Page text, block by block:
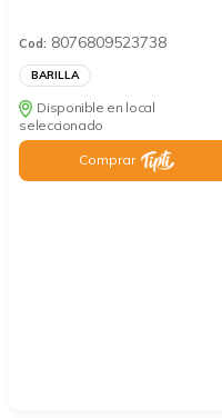
Cod: 8076809523738
BARILLA
Disponible en local
seleccionado
Comprar